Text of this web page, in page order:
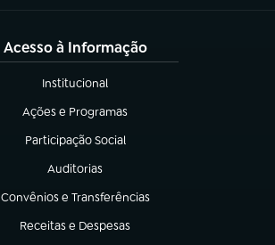
Acesso à Informação
Institucional
(abre em nova aba)
Ações e Programas
(abre em nova aba)
Participação Social
(abre em nova aba)
Auditorias
(abre em nova aba)
Convênios e Transferências
(abre em nova aba)
Receitas e Despesas
(abre em nova aba)